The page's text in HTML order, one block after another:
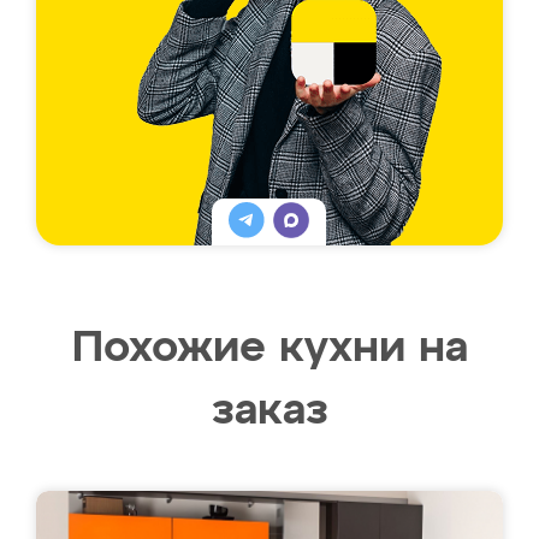
Похожие кухни на
заказ